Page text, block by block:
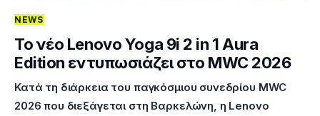
NEWS
Το νέο Lenovo Yoga 9i 2 in 1 Aura
Edition εντυπωσιάζει στο MWC 2026
Κατά τη διάρκεια του παγκόσμιου συνεδρίου MWC
2026 που διεξάγεται στη Βαρκελώνη, η Lenovo